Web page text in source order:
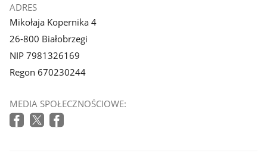
ADRES
Mikołaja Kopernika 4
26-800 Białobrzegi
NIP 7981326169
Regon 670230244
MEDIA SPOŁECZNOŚCIOWE: